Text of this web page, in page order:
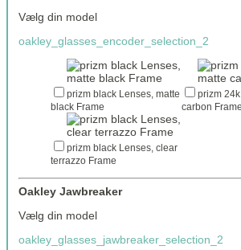
Vælg din model
oakley_glasses_encoder_selection_2
prizm black Lenses, matte
black Frame
prizm
carbon Frame
prizm black Lenses, clear
terrazzo Frame
Oakley Jawbreaker
Vælg din model
oakley_glasses_jawbreaker_selection_2